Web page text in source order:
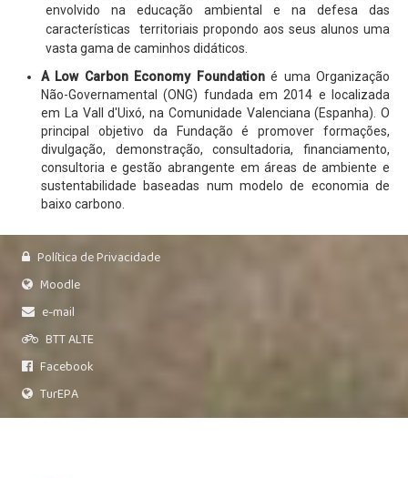
envolvido na educação ambiental e na defesa das
características territoriais propondo aos seus alunos uma
vasta gama de caminhos didáticos.
A Low Carbon Economy Foundationé uma Organização
Não-Governamental (ONG) fundada em 2014 e localizada
em La Vall d'Uixó, na Comunidade Valenciana (Espanha). O
principal objetivo da Fundação é promover formações,
divulgação, demonstração, consultadoria, financiamento,
consultoria e gestão abrangente em áreas de ambiente e
sustentabilidade baseadas num modelo de economia de
baixo carbono.
Política de Privacidade
Moodle
e-mail
BTT ALTE
Facebook
TurEPA